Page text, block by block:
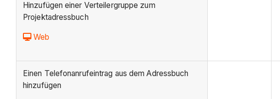
Hinzufügen einer Verteilergruppe zum
Projektadressbuch
Web
Einen Telefonanrufeintrag aus dem Adressbuch
hinzufügen